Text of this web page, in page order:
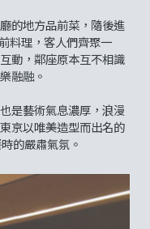
的地方品前菜，隨後進
料理，客人們齊聚一
動，鄰座原本互不相識
融融。
是藝術氣息濃厚，浪漫
京以唯美造型而出名的
的嚴肅氣氛。